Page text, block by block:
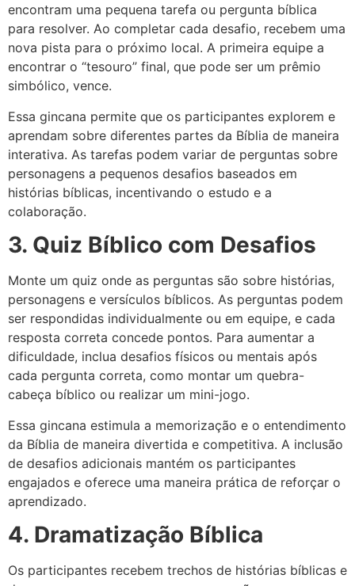
encontram uma pequena tarefa ou pergunta bíblica
para resolver. Ao completar cada desafio, recebem uma
nova pista para o próximo local. A primeira equipe a
encontrar o “tesouro” final, que pode ser um prêmio
simbólico, vence.
Essa gincana permite que os participantes explorem e
aprendam sobre diferentes partes da Bíblia de maneira
interativa. As tarefas podem variar de perguntas sobre
personagens a pequenos desafios baseados em
histórias bíblicas, incentivando o estudo e a
colaboração.
3. Quiz Bíblico com Desafios
Monte um quiz onde as perguntas são sobre histórias,
personagens e versículos bíblicos. As perguntas podem
ser respondidas individualmente ou em equipe, e cada
resposta correta concede pontos. Para aumentar a
dificuldade, inclua desafios físicos ou mentais após
cada pergunta correta, como montar um quebra-
cabeça bíblico ou realizar um mini-jogo.
Essa gincana estimula a memorização e o entendimento
da Bíblia de maneira divertida e competitiva. A inclusão
de desafios adicionais mantém os participantes
engajados e oferece uma maneira prática de reforçar o
aprendizado.
4. Dramatização Bíblica
Os participantes recebem trechos de histórias bíblicas e